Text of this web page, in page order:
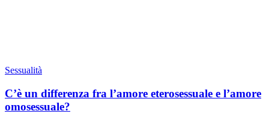
Sessualità
C’è un differenza fra l’amore eterosessuale e l’amore
omosessuale?